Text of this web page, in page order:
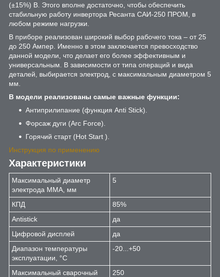
(±15%) В. Этого вполне достаточно, чтобы обеспечить
стабильную работу инвертора Ресанта САИ-250 ПРОМ, в
любом режиме нагрузки.
В приборе реализован широкий выбор рабочего тока – от 25
до 250 Ампер. Именно в этом заключается превосходство
данной модели, что делает его более эффективным и
универсальным. В зависимости от типа операций и вида
деталей, выбирается электрод, с максимальным диаметром 5
мм.
В модели реализованы самые важные функции:
Антиприлипание (функция Anti Stick).
Форсаж дуги (Arc Force).
Горячий старт (Hot Start ).
Инструкция по применению
Характеристики
Максимальный диаметр
электрода MMA, мм
5
КПД
85%
Antistick
да
Цифровой дисплей
да
Диапазон температуры
эксплуатации, °С
-20...+50
Максимальный сварочный
250